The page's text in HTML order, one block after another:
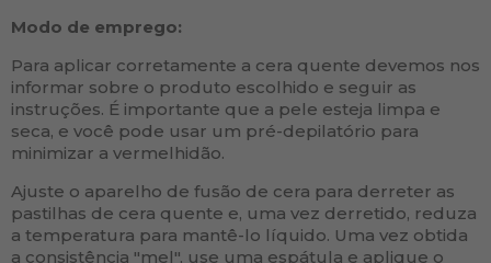
Modo de emprego:
Para aplicar corretamente a cera quente devemos nos
informar sobre o produto escolhido e seguir as
instruções. É importante que a pele esteja limpa e
seca, e você pode usar um pré-depilatório para
minimizar a vermelhidão.
Ajuste o aparelho de fusão de cera para derreter as
pastilhas de cera quente e, uma vez derretido, reduza
a temperatura para mantê-lo líquido. Uma vez obtida
a consistência "mel", use uma espátula e aplique o